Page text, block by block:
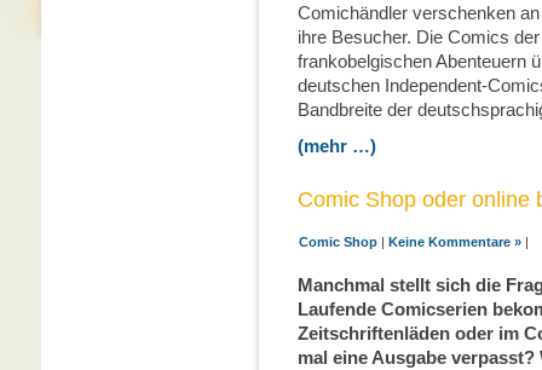
Comichändler verschenken
ihre Besucher. Die Comics
frankobelgischen Abenteuern
deutschen Independent-
Bandbreite der
(mehr …)
Comic Shop oder online
Comic Shop | Keine Kommentare » |
Manchmal stellt sich die
Laufende Comicserien
Zeitschriftenläden oder im
mal eine Ausgabe